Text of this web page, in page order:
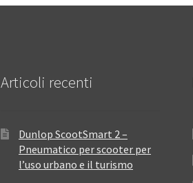
Articoli recenti
Dunlop ScootSmart 2 –
Pneumatico per scooter per
l’uso urbano e il turismo